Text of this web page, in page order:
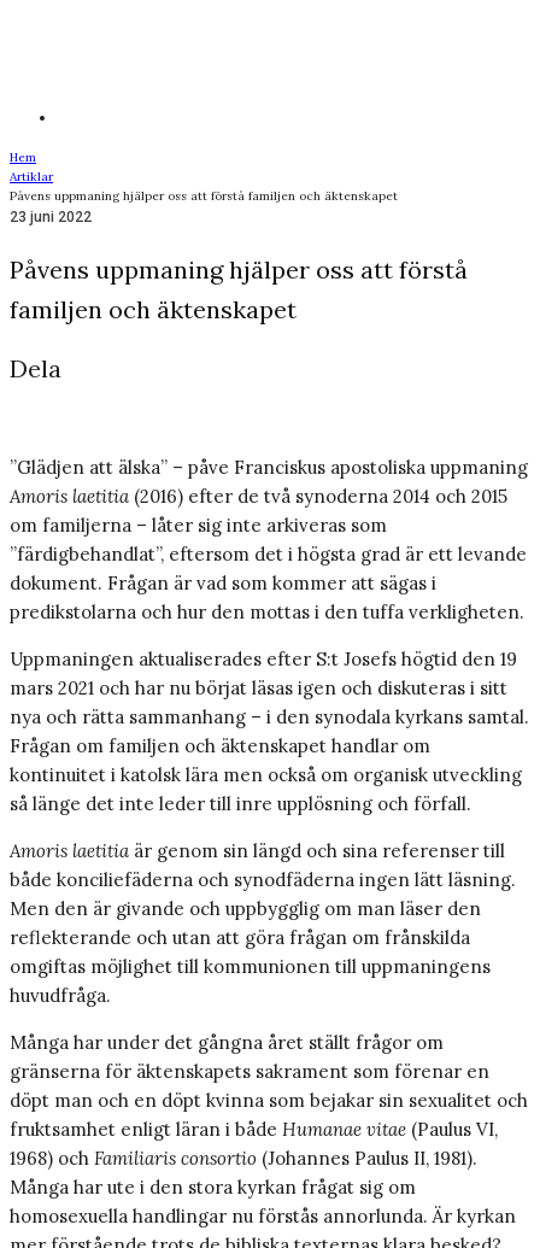
Hem
Artiklar
Påvens uppmaning hjälper oss att förstå familjen och äktenskapet
23 juni 2022
Påvens uppmaning hjälper oss att förstå
familjen och äktenskapet
Dela
”Glädjen att älska” – påve Franciskus apostoliska uppmaning
Amoris laetitia (2016) efter de två synoderna 2014 och 2015
om familjerna – låter sig inte arkiveras som
”färdigbehandlat”, eftersom det i högsta grad är ett levande
dokument. Frågan är vad som kommer att sägas i
predikstolarna och hur den mottas i den tuffa verkligheten.
Uppmaningen aktualiserades efter S:t Josefs högtid den 19
mars 2021 och har nu börjat läsas igen och diskuteras i sitt
nya och rätta sammanhang – i den synodala kyrkans samtal.
Frågan om familjen och äktenskapet handlar om
kontinuitet i katolsk lära men också om organisk utveckling
så länge det inte leder till inre upplösning och förfall.
Amoris laetitia är genom sin längd och sina referenser till
både konciliefäderna och synodfäderna ingen lätt läsning.
Men den är givande och uppbygglig om man läser den
reflekterande och utan att göra frågan om frånskilda
omgiftas möjlighet till kommunionen till uppmaningens
huvudfråga.
Många har under det gångna året ställt frågor om
gränserna för äktenskapets sakrament som förenar en
döpt man och en döpt kvinna som bejakar sin sexualitet och
fruktsamhet enligt läran i både Humanae vitae (Paulus VI,
1968) och Familiaris consortio (Johannes Paulus II, 1981).
Många har ute i den stora kyrkan frågat sig om
homosexuella handlingar nu förstås annorlunda. Är kyrkan